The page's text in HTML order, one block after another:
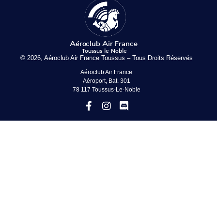
© 2026, Aéroclub Air France Toussus – Tous Droits Réservés
Aéroclub Air France
Aéroport, Bat. 301
78 117 Toussus-Le-Noble